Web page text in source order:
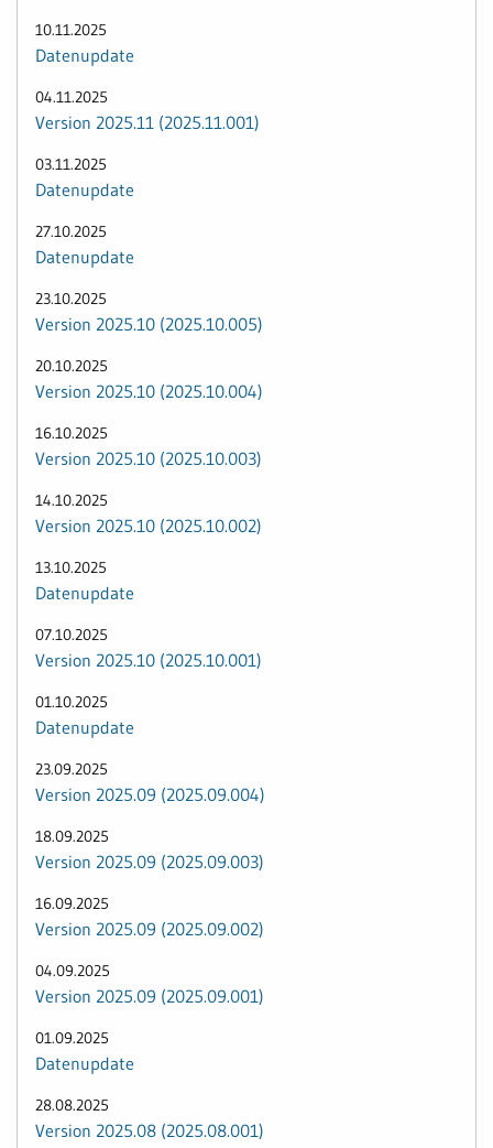
10.11.2025
Datenupdate
04.11.2025
Version 2025.11 (2025.11.001)
03.11.2025
Datenupdate
27.10.2025
Datenupdate
23.10.2025
Version 2025.10 (2025.10.005)
20.10.2025
Version 2025.10 (2025.10.004)
16.10.2025
Version 2025.10 (2025.10.003)
14.10.2025
Version 2025.10 (2025.10.002)
13.10.2025
Datenupdate
07.10.2025
Version 2025.10 (2025.10.001)
01.10.2025
Datenupdate
23.09.2025
Version 2025.09 (2025.09.004)
18.09.2025
Version 2025.09 (2025.09.003)
16.09.2025
Version 2025.09 (2025.09.002)
04.09.2025
Version 2025.09 (2025.09.001)
01.09.2025
Datenupdate
28.08.2025
Version 2025.08 (2025.08.001)